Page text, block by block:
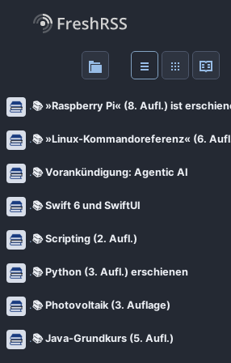
Haupt-Feeds
Wichtige Feeds
Favoriten (0)
Meine Labels
AdminForge
📚 »Raspberry Pi« (8. Aufl.) ist
📚 »Linux-Kommandoreferenz« (6.
📚 Vorankündigung: Agentic AI
📚 Swift 6 und SwiftUI
📚 Scripting (2. Aufl.)
📚 Python (3. Aufl.) erschienen
📚 Photovoltaik (3. Auflage)
📚 Java-Grundkurs (5. Aufl.)